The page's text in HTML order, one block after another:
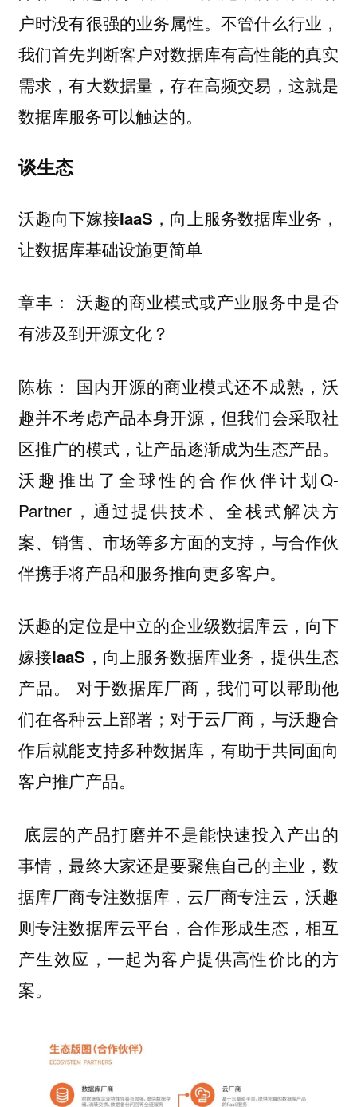
户时没有很强的业务属性。不管什么行业，
我们首先判断客户对数据库有高性能的真实
需求，有大数据量，存在高频交易，这就是
数据库服务可以触达的。
谈生态
沃趣向下嫁接IaaS，向上服务数据库业务，
让数据库基础设施更简单
章丰： 沃趣的商业模式或产业服务中是否
有涉及到开源文化？
陈栋：
国内开源的商业模式还不成熟，沃
趣并不考虑产品本身开源，但我们会采取社
区推广的模式，让产品逐渐成为生态产品。
沃趣推出了全球性的合作伙伴计划Q-
Partner，通过提供技术、全栈式解决方
案、销售、市场等多方面的支持，与合作伙
伴携手将产品和服务推向更多客户。
沃趣的定位是中立的企业级数据库云，向下
嫁接IaaS，向上服务数据库业务，提供生态
产品。
对于数据库厂商，我们可以帮助他
们在各种云上部署；对于云厂商，与沃趣合
作后就能支持多种数据库，有助于共同面向
客户推广产品。
底层的产品打磨并不是能快速投入产出的
事情，最终大家还是要聚焦自己的主业，数
据库厂商专注数据库，云厂商专注云，沃趣
则专注数据库云平台，合作形成生态，相互
产生效应，一起为客户提供高性价比的方
案。